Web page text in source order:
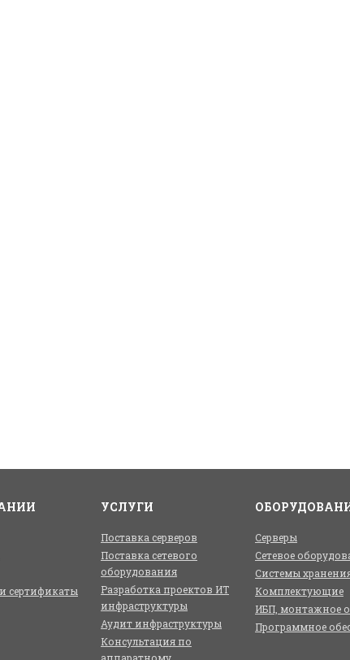
сертификаты
УСЛУГИ
Поставка серверов
Поставка сетевого
оборудования
Разработка проектов ИТ
инфраструктуры
Аудит инфраструктуры
Консультация по
Серверы
Сетевое
Системы
Комплектующие
ИБП, монтажное
Программное